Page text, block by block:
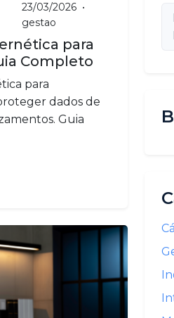
23/03/2026 •
gestao
para
Completo
para
dados de
Guia